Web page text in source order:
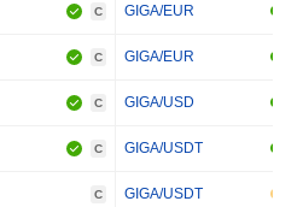
C GIGA/EUR
C GIGA/EUR
C GIGA/USD
C GIGA/USDT
C GIGA/USDT